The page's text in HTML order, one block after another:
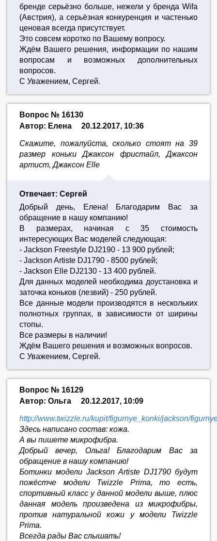
бренде серьёзно больше, нежели у бренда Wifa
(Австрия), а серьёзная конкуренция и частенько
ценовая всегда присутствует.
Это совсем коротко по Вашему вопросу.
Ждём Вашего решения, информации по нашим
вопросам и возможных дополнительных
вопросов.
С Уважением, Сергей.
Вопрос № 16130
Автор: Елена
20.12.2017, 10:36
Скажите, пожалуйста, сколько стоят на 39
размер коньки Джаксон фристайл, Джаксон
артист, Джаксон Elle
Отвечает: Сергей
Добрый день, Елена! Благодарим Вас за
обращение в нашу компанию!
В размерах, начиная с 35 стоимость
интересующих Вас моделей следующая:
- Jackson Freestyle DJ2190 - 13 900 рублей;
- Jackson Artiste DJ1790 - 8500 рублей;
- Jackson Elle DJ2130 - 13 400 рублей.
Для данных моделей необходима доустановка и
заточка коньков (лезвий) - 250 рублей.
Все данные модели производятся в нескольких
полнотных группах, в зависимости от ширины
стопы.
Все размеры в наличии!
Ждём Вашего решения и возможных вопросов.
С Уважением, Сергей.
Вопрос № 16129
Автор: Ольга
20.12.2017, 10:09
http://www.twizzle.ru/kupit/figurnye_konki/jackson/
Здесь написано состав: кожа.
А вы пишете микрофибра.
Добрый вечер, Ольга! Благодарим Вас за
обращение в нашу компанию!
Ботинки модели Jackson Artiste DJ1790 будут
пожёстче модели Twizzle Prima, то есть,
спортивный класс у данной модели выше, плюс
данная модель произведена из микрофибры,
против натуральной кожи у модели Twizzle
Prima.
Всегда рады Вас слышать!